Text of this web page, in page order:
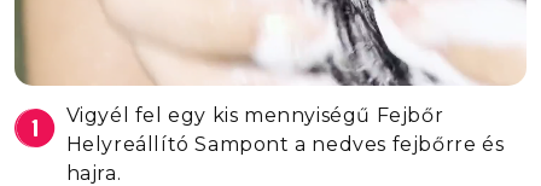
Vigyél fel egy kis mennyiségű Fejbőr
Helyreállító Sampont a nedves fejbőrre és
hajra.